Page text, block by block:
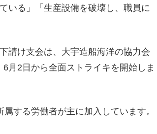
いる」「生産設備を破壊し、職員に
請け支会は、大宇造船海洋の協力会
月2日から全面ストライキを開始しま
する労働者が主に加入しています。